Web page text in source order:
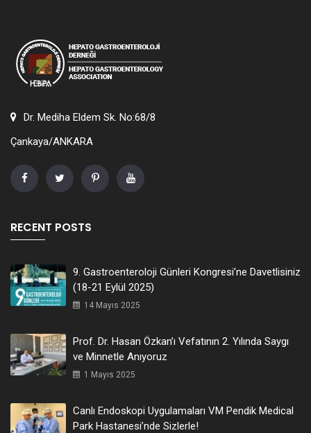
Dr. Mediha Eldem Sk. No:68/8
Çankaya/ANKARA
RECENT POSTS
9. Gastroenteroloji Günleri Kongresi’ne Davetlisiniz
(18-21 Eylül 2025)
14 Mayıs 2025
Prof. Dr. Hasan Özkan’ı Vefatının 2. Yılında Saygı
ve Minnetle Anıyoruz
1 Mayıs 2025
Canlı Endoskopi Uygulamaları VM Pendik Medical
Park Hastanesi’nde Sizlerle!